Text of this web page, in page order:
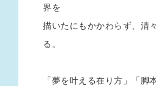
界を
描いたにもかかわらず、清
る。
「夢を叶える在り方」「脚